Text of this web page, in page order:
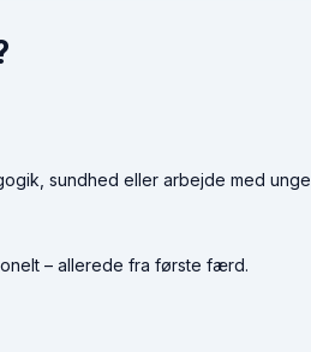
sundhed eller arbejde med unge
– allerede fra første færd.